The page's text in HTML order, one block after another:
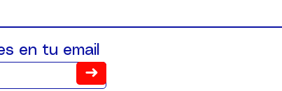
en tu email
➜